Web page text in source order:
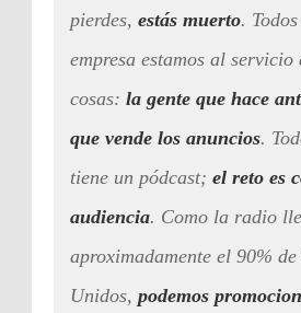
pierdes, estás muerto.
empresa estamos al servicio
cosas: la gente que hace
que vende los anuncios.
tiene un pódcast; el reto es
audiencia. Como la radio
aproximadamente el 90% de
Unidos, podemos